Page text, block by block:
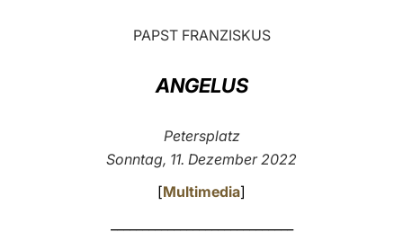
PAPST FRANZISKUS
ANGELUS
Petersplatz
Sonntag, 11. Dezember 2022
[Multimedia]